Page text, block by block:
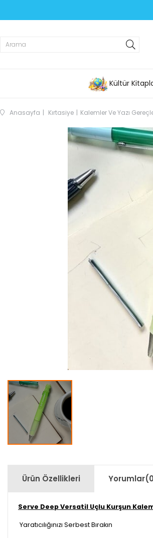
Kültür
Anasayfa Kırtasiye Kalemler Ve Yazı
Ürün Özellikleri Yorumlar
Serve Deep Versatil Uçlu Kurşun
Yaratıcılığınızı Serbest Bırakın